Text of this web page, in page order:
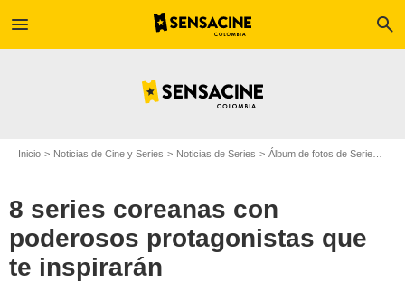
menu search
Inicio Noticias de Cine y Series Noticias de Series Álbum de fotos de Serie
8 series coreanas con
poderosos protagonistas que
te inspiraránSensaCine Colombia